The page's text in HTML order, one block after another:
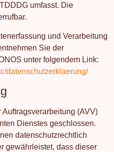
umfasst. Die
und Verarbeitung
Sie der
unter folgendem Link:
datenschutzerklaerung/
(AVV)
Dienstes geschlossen.
datenschutzrechtlich
gewährleistet, dass dieser